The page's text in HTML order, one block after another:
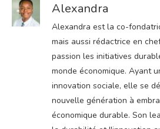
Alexandra
Alexandra est la co-
mais aussi rédactrice en
passion les initiatives
monde économique. Ayant
innovation sociale, elle se
nouvelle génération à
économique durable. Son